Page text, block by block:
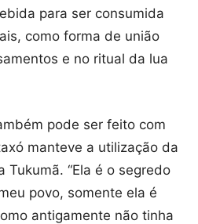
para ser consumida
como forma de união
e no ritual da lua
pode ser feito com
manteve a utilização da
Tukumã. “Ela é o segredo
povo, somente ela é
antigamente não tinha